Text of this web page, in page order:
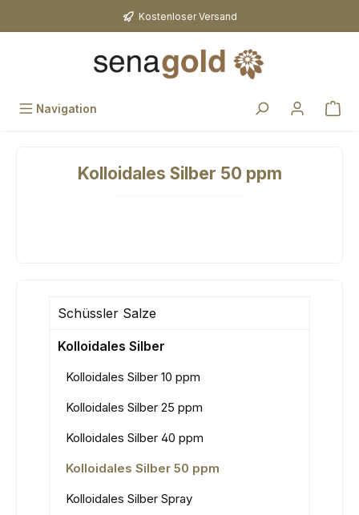
Zum Hauptinhalt springenKostenloser Versand
Navigation
Kolloidales Silber 50 ppm
Schüssler Salze
Kolloidales Silber
Kolloidales Silber 10 ppm
Kolloidales Silber 25 ppm
Kolloidales Silber 40 ppm
Kolloidales Silber 50 ppm
Kolloidales Silber Spray